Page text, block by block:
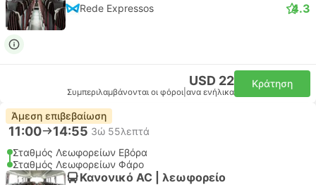
Rede Expressos 4.3
USD 22
Συμπεριλαμβάνονται οι φόροι ανα ενήλικα
Κράτηση
Άμεση επιβεβαίωση
11:00 14:55 3ώ 55λεπτά
Σταθμός Λεωφορείων Εβόρα
Σταθμός Λεωφορείων Φάρο
Κανονικό AC | λεωφορείο